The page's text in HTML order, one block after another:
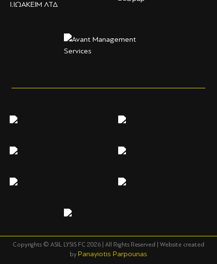
Copyrights © ASIL LYSIS FC 2026 | All Rights Reserved | Website created
by Panayiotis Parpounas